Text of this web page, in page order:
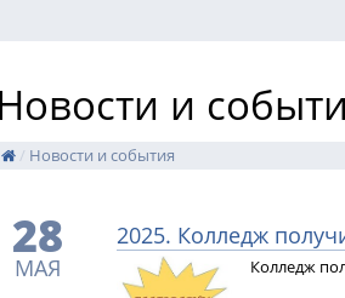
Новости и
/ Новости и события
28
МАЯ
2025. Колледж
Колледж